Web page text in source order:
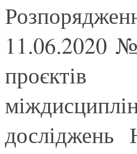
11.06.2020